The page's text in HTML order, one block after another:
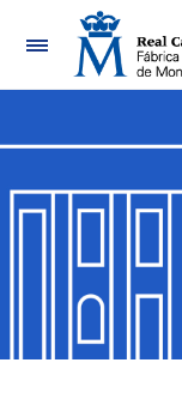
Mostra/Amaga
Mostra/Amaga
Mostra/Amaga